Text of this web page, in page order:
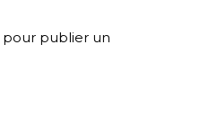
pour publier un